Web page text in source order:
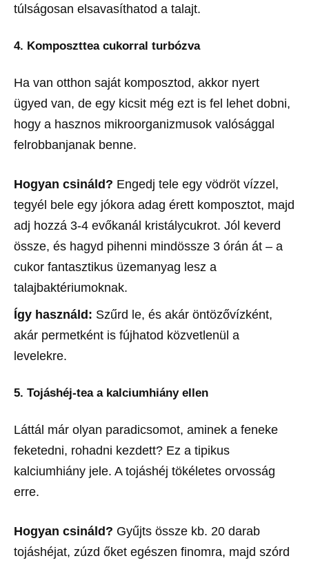
túlságosan elsavasíthatod a talajt.
4. Komposzttea cukorral turbózva
Ha van otthon saját komposztod, akkor nyert
ügyed van, de egy kicsit még ezt is fel lehet dobni,
hogy a hasznos mikroorganizmusok valósággal
felrobbanjanak benne.
Hogyan csináld? Engedj tele egy vödröt vízzel,
tegyél bele egy jókora adag érett komposztot, majd
adj hozzá 3-4 evőkanál kristálycukrot. Jól keverd
össze, és hagyd pihenni mindössze 3 órán át – a
cukor fantasztikus üzemanyag lesz a
talajbaktériumoknak.
Így használd: Szűrd le, és akár öntözővízként,
akár permetként is fújhatod közvetlenül a
levelekre.
5. Tojáshéj-tea a kalciumhiány ellen
Láttál már olyan paradicsomot, aminek a feneke
feketedni, rohadni kezdett? Ez a tipikus
kalciumhiány jele. A tojáshéj tökéletes orvosság
erre.
Hogyan csináld? Gyűjts össze kb. 20 darab
tojáshéjat, zúzd őket egészen finomra, majd szórd